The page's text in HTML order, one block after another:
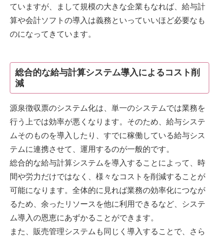
ていますが、まして規模の大きな企業もなれば、給与計
算や会計ソフトの導入は義務といっていいほど必要なも
のになってきています。
総合的な給与計算システム導入によるコスト削
減
源泉徴収票のシステム化は、単一のシステムでは業務を
行う上では効率が悪くなります。そのため、給与システ
ムそのものを導入したり、すでに稼働している給与シス
テムに連携させて、運用するのが一般的です。
総合的な給与計算システムを導入することによって、時
間や労力だけではなく、様々なコストを削減することが
可能になります。全体的に見れば業務の効率化につなが
るため、余ったリソースを他に利用できるなど、システ
ム導入の恩恵にあずかることができます。
また、販売管理システムも同じく導入することで、さら